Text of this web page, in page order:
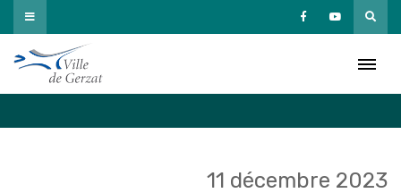
Passer
au
contenu
11 décembre 2023